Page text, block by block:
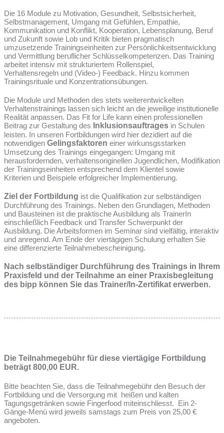
Die 16 Module zu Motivation, Gesundheit, Selbstsicherheit,
Selbstmanagement, Umgang mit Gefühlen, Empathie,
Kommunikation und Konflikt, Kooperation, Lebensplanung, Beruf
und Zukunft sowie Lob und Kritik bieten pragmatisch
umzusetzende Trainingseinheiten zur Persönlichkeitsentwicklung
und Vermittlung beruflicher Schlüsselkompetenzen. Das Training
arbeitet intensiv mit strukturiertem Rollenspiel,
Verhaltensregeln und (Video-) Feedback. Hinzu kommen
Trainingsrituale und Konzentrationsübungen.
Die Module und Methoden des stets weiterentwickelten
Verhaltenstrainings lassen sich leicht an die jeweilige institutionelle
Realität anpassen. Das Fit for Life kann einen professionellen
Beitrag zur Gestaltung des Inklusionsauftrages in Schulen
leisten. In unseren Fortbildungen wird hier dezidiert auf die
notwendigen Gelingsfaktoren einer wirkunsgsstarken
Umsetzung des Trainings eingegangen: Umgang mit
herausfordernden, verhaltensoriginellen Jugendlichen, Modifikation
der Trainingseinheiten entsprechend dem Klientel sowie
Kriterien und Beispiele erfolgreicher Implementierung.
Ziel der Fortbildung ist die Qualifikation zur selbständigen
Durchführung des Trainings. Neben den Grundlagen, Methoden
und Bausteinen ist die praktische Ausbildung als TrainerIn
einschließlich Feedback und Transfer Schwerpunkt der
Ausbildung. Die Arbeitsformen im Seminar sind vielfältig, interaktiv
und anregend. Am Ende der viertägigen Schulung erhalten Sie
eine differenzierte Teilnahmebescheinigung.
Nach selbständiger Durchführung des Trainings in Ihrem
Praxisfeld und der Teilnahme an einer Praxisbegleitung
des bipp können Sie das Trainer/In-Zertifikat erwerben.
Die Teilnahmegebühr für diese viertägige Fortbildung
beträgt 800,00 EUR.
Bitte beachten Sie, dass die Teilnahmegebühr den Besuch der
Fortbildung und die Versorgung mit heißen und kalten
Tagungsgetränken sowie Fingerfood miteinschliesst. Ein 2-
Gänge-Menü wird jeweils samstags zum Preis von 25,00 €
angeboten.